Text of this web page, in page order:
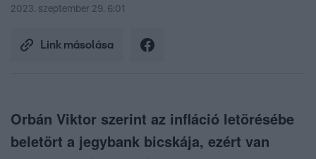
2023. szeptember 29. 6:01
Link másolása
Orbán Viktor szerint az infláció letörésébe
beletört a jegybank bicskája, ezért van